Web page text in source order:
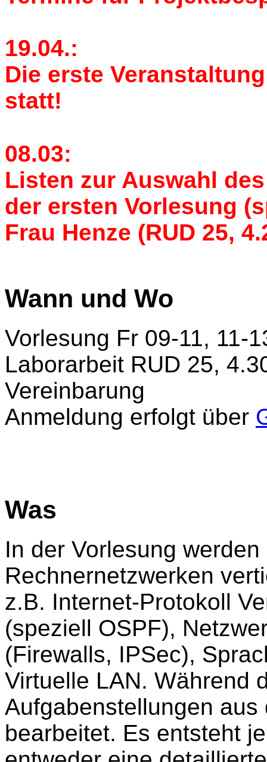
19.04.:
Die erste
statt!
08.03:
Listen zur Auswahl
der ersten Vorlesung
Frau Henze (RUD 25,
Wann und Wo
Vorlesung Fr 09-11, 11-
Laborarbeit RUD 25,
Vereinbarung
Anmeldung erfolgt über
Was
In der Vorlesung
Rechnernetzwerken
z.B. Internet-Protokoll
(speziell OSPF),
(Firewalls, IPSec),
Virtuelle LAN. Während
Aufgabenstellungen
bearbeitet. Es entsteht